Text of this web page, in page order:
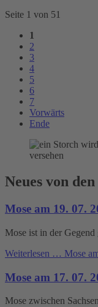
Seite 1 von 51
1
2
3
4
5
6
7
Vorwärts
Ende
Neues von
Mose am 19. 07.
Mose ist in der Gegend
Weiterlesen … Mose
Mose am 17. 07.
Mose zwischen